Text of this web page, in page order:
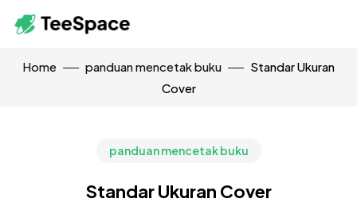
Home panduan mencetak buku
Standar Ukuran
Cover
panduan mencetak buku
Standar Ukuran Cover